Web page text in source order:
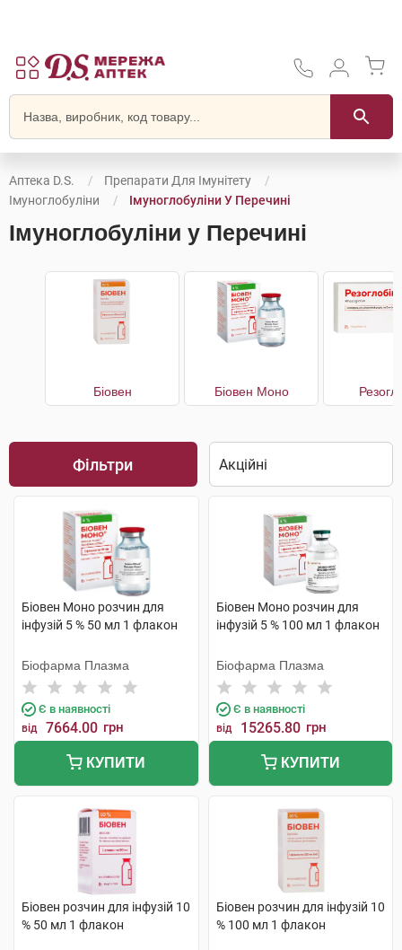
Аптека D.S.
Препарати Для Імунітету
Імуноглобуліни
Імуноглобуліни У Перечині
Імуноглобуліни у Перечині
Біовен Біовен Моно
Фільтри
Біовен Моно розчин для
інфузій 5 % 50 мл 1 флакон
Біофарма Плазма
Є в наявності
від 7664.00 грн
КУПИТИ
Біовен Моно розчин для
інфузій 5 % 100 мл 1 флакон
Біофарма Плазма
Є в наявності
від 15265.80 грн
КУПИТИ
Біовен розчин для інфузій 10
% 50 мл 1 флакон
Біовен розчин для інфузій 10
% 100 мл 1 флакон